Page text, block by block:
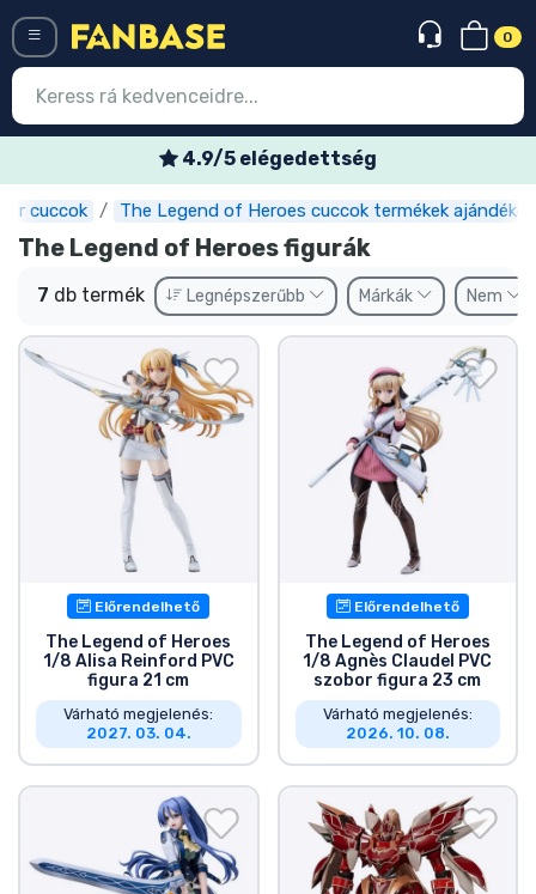
0
4.9/5 elégedettség
cuccok The Legend of Heroes cuccok termékek ajándékok
The Legend of Heroes figurák
7 db termék Legnépszerűbb Márkák Nem
Előrendelhető
The Legend of Heroes
1/8 Alisa Reinford PVC
figura 21 cm
Várható megjelenés:
2027. 03. 04.
Előrendelhető
The Legend of Heroes
1/8 Agnès Claudel PVC
szobor figura 23 cm
Várható megjelenés:
2026. 10. 08.
Belépés Regisztráció
Legújabb cuccok
Akciós ajánlatok
Express szállítás
Előrendelhető cuccok
Outlet cuccok
Ajándékkártya
Szállítás és fizetés
Sorozatos cuccok
Filmes cuccok
Mesés cuccok
Animés cuccok